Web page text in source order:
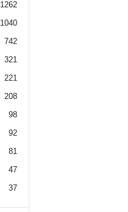
1262
1040
742
321
221
208
98
92
81
47
37